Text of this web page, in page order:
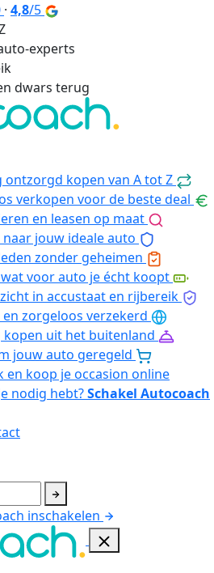
· 4,8/5
experts
dwars terug
ontzorgd kopen van A tot Z
verkopen voor de beste deal
en leasen op maat
jouw ideale auto
zonder geheimen
voor auto je écht koopt
in accustaat en rijbereik
en zorgeloos verzekerd
kopen uit het buitenland
jouw auto geregeld
en koop je occasion online
nodig hebt?Schakel Autocoach
inschakelen